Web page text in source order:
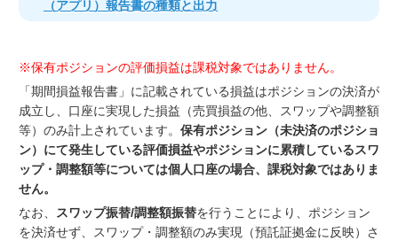
（アプリ）報告書の種類と出力
※保有ポジションの評価損益は課税対象ではありません。
「期間損益報告書」に記載されている損益はポジションの決済が
成立し、口座に実現した損益（売買損益の他、スワップや調整額
等）のみ計上されています。 保有ポジション（未決済のポジショ
ン）にて発生している評価損益やポジションに累積しているスワ
ップ・調整額等については個人口座の場合、課税対象ではありま
せん。
なお、
スワップ振替/調整額振替を行うことにより、ポジション
を決済せず、スワップ・調整額のみ実現（預託証拠金に反映）さ